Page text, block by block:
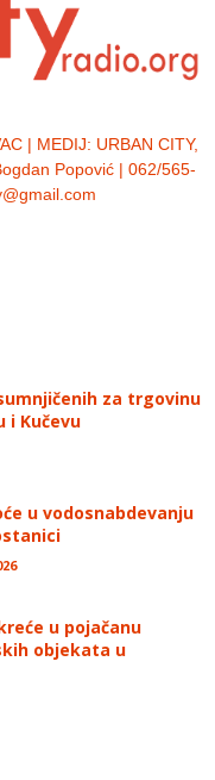
| MEDIJ: URBAN CITY,
Popović | 062/565-
za trgovinu
i Kučevu
u vodosnabdevanju
u pojačanu
objekata u